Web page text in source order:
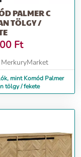
PALMER C
TÖLGY /
Ft
MerkuryMarket
mint Komód Palmer
tölgy / fekete